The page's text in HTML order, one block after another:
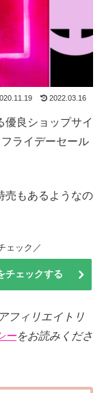
2022.03.16
優良ショップサイ
ライデーセール
売もあるようなの
ェック／
チェックする
フィリエイトリ
ーをお読みくださ